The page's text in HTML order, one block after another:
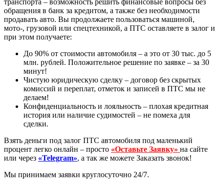
обращения в банк за кредитом, а также без необходимости
продавать авто. Вы продолжаете пользоваться машиной,
мото-, грузовой или спецтехникой, а ПТС оставляете в залог и
при этом получаете:
До 90% от стоимости автомобиля – а это от 30 тыс. до 5
млн. рублей. Положительное решение по заявке – за 30
минут!
Чистую юридическую сделку – договор без скрытых
комиссий и переплат, отметок и записей в ПТС мы не
делаем!
Конфиденциальность и лояльность – плохая кредитная
история или наличие судимостей – не помеха для
сделки.
Взять деньги под залог ПТС автомобиля под маленький
процент легко онлайн – просто «Оставьте Заявку» на сайте
или через «Telegram», а так же можете Заказать звонок!
Мы принимаем заявки круглосуточно 24/7.